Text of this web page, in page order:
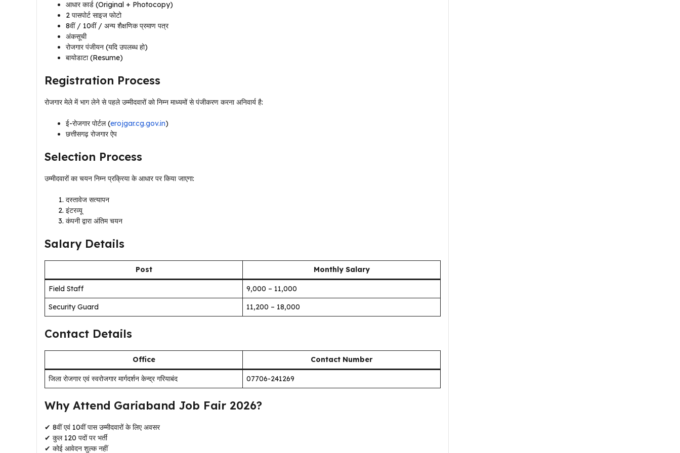
आधार कार्ड (Original + Photocopy)
2 पासपोर्ट साइज फोटो
8वीं / 10वीं / अन्य शैक्षणिक प्रमाण पत्र
अंकसूची
रोजगार पंजीयन (यदि उपलब्ध हो)
बायोडाटा (Resume)
Registration Process
रोजगार मेले में भाग लेने से पहले उम्मीदवारों को निम्न माध्यमों से पंजीकरण करना अनिवार्य है:
ई-रोजगार पोर्टल (erojgar.cg.gov.in)
छत्तीसगढ़ रोजगार ऐप
Selection Process
उम्मीदवारों का चयन निम्न प्रक्रिया के आधार पर किया जाएगा:
दस्तावेज सत्यापन
इंटरव्यू
कंपनी द्वारा अंतिम चयन
Salary Details
Post Monthly Salary
Field Staff
₹9,000 – ₹11,000
Security Guard
₹11,200 – ₹18,000
Contact Details
Office Contact Number
जिला रोजगार एवं स्वरोजगार मार्गदर्शन केन्द्र गरियाबंद 07706-241269
Why Attend Gariaband Job Fair 2026?
✔ 8वीं एवं 10वीं पास उम्मीदवारों के लिए अवसर
✔ कुल 120 पदों पर भर्ती
✔ कोई आवेदन शुल्क नहीं